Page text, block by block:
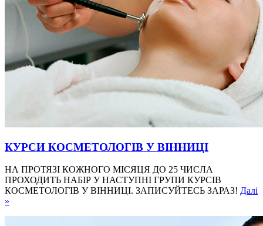
КУРСИ КОСМЕТОЛОГІВ У ВІННИЦІ
НА ПРОТЯЗІ КОЖНОГО МІСЯЦЯ ДО 25 ЧИСЛА
ПРОХОДИТЬ НАБІР У НАСТУПНІ ГРУПИ КУРСІВ
КОСМЕТОЛОГІВ У ВІННИЦІ. ЗАПИСУЙТЕСЬ ЗАРАЗ! Далі
»